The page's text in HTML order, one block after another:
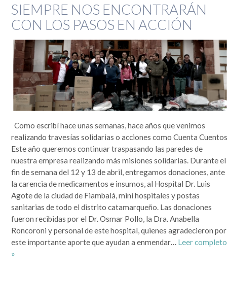
SIEMPRE NOS ENCONTRARÁN
CON LOS PASOS EN ACCIÓN
Como escribí hace unas semanas, hace años que venimos
realizando travesías solidarias o acciones como Cuenta
Este año queremos continuar traspasando las paredes de
nuestra empresa realizando más misiones solidarias. Durante el
fin de semana del 12 y 13 de abril, entregamos donaciones, ante
la carencia de medicamentos e insumos, al Hospital Dr. Luis
Agote de la ciudad de Fiambalá, mini hospitales y postas
sanitarias de todo el distrito catamarqueño. Las donaciones
fueron recibidas por el Dr. Osmar Pollo, la Dra. Anabella
Roncoroni y personal de este hospital, quienes agradecieron por
este importante aporte que ayudan a enmendar… Leer completo
»